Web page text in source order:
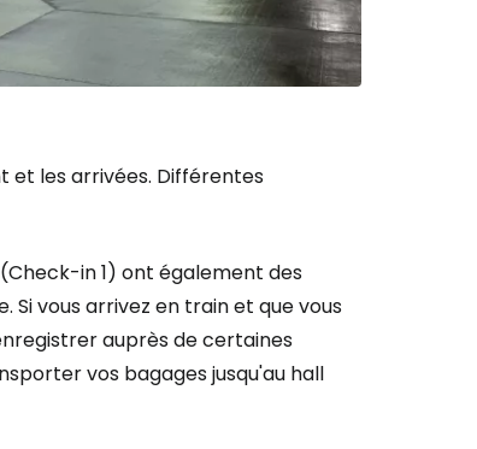
et les arrivées. Différentes
in 1) ont également des
vous arrivez en train et que vous
auprès de certaines
vos bagages jusqu'au hall